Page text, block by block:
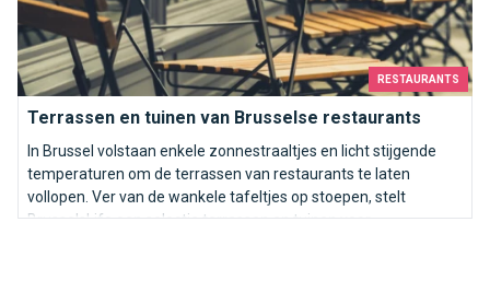
RESTAURANTS
Terrassen en tuinen van Brusselse restaurants
In Brussel volstaan enkele zonnestraaltjes en licht stijgende
temperaturen om de terrassen van restaurants te laten
vollopen. Ver van de wankele tafeltjes op stoepen, stelt
BrusselsLife een selectie terrassen en tuinen voor.